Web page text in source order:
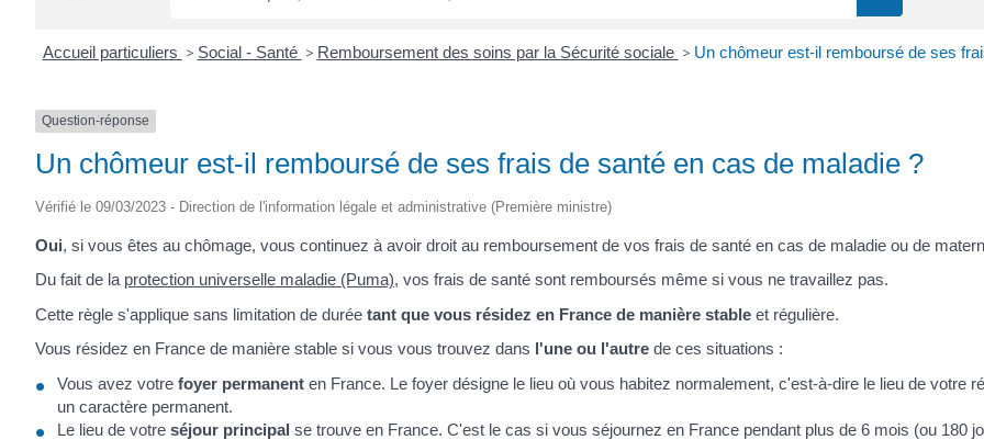
Accueil particuliers > Social - Santé > Remboursement des soins par la Sécurité sociale > Un chômeur est-il remboursé de ses
Question-réponse
Un chômeur est-il remboursé de ses frais de santé en cas de maladie ?
Vérifié le 09/03/2023 - Direction de l'information légale et administrative (Première ministre)
Oui, si vous êtes au chômage, vous continuez à avoir droit au remboursement de vos frais de santé en cas de maladie ou de
Du fait de la protection universelle maladie (Puma), vos frais de santé sont remboursés même si vous ne travaillez pas.
Cette règle s'applique sans limitation de durée tant que vous résidez en France de manière stable et régulière.
Vous résidez en France de manière stable si vous vous trouvez dans l'une ou l'autre de ces situations :
Vous avez votre foyer permanent en France. Le foyer désigne le lieu où vous habitez normalement, c'est-à-dire le lieu de votre
un caractère permanent.
Le lieu de votre séjour principal se trouve en France. C'est le cas si vous séjournez en France pendant plus de 6 mois (ou 180